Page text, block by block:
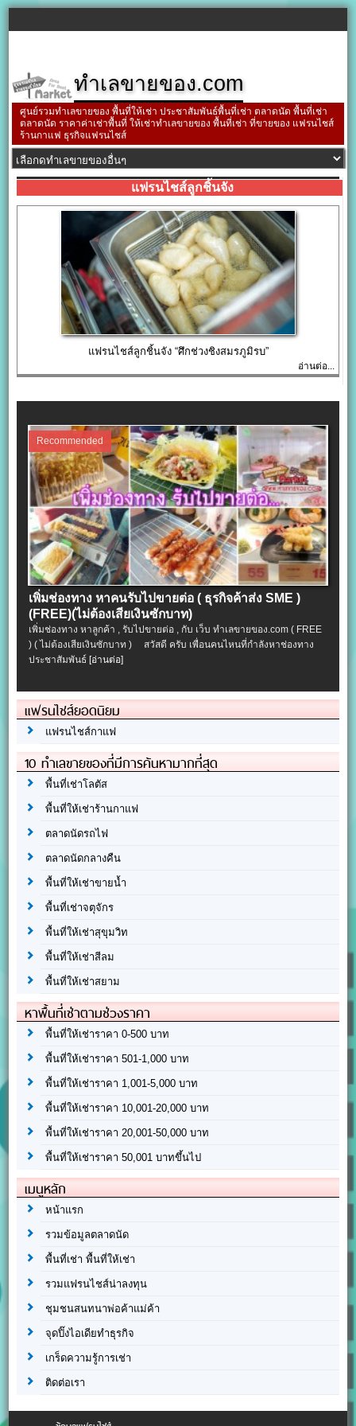
ทำเลขายของ.com
ศูนย์รวมทำเลขายของ พื้นที่ให้เช่า ประชาสัมพันธ์พื้นที่เช่า ตลาดนัด พื้นที่เช่า
ตลาดนัด ราคาค่าเช่าพื้นที่ ให้เช่าทำเลขายของ พื้นที่เช่า ที่ขายของ แฟรนไชส์
ร้านกาแฟ ธุรกิจแฟรนไชส์
แฟรนไชส์ลูกชิ้นจัง
แฟรนไชส์ลูกชิ้นจัง “ศึกช่วงชิงสมรภูมิรบ”
อ่านต่อ...
Recommended
เพิ่มช่องทาง หาคนรับไปขายต่อ ( ธุรกิจค้าส่ง SME )
(FREE)(ไม่ต้องเสียเงินซักบาท)
เพิ่มช่องทาง หาลูกค้า , รับไปขายต่อ , กับ เว็บ ทำเลขายของ.com ( FREE
) ( ไม่ต้องเสียเงินซักบาท ) สวัสดี ครับ เพื่อนคนไหนที่กำลังหาช่องทาง
ประชาสัมพันธ์[อ่านต่อ]
แฟรนไชส์ยอดนิยม
แฟรนไชส์กาแฟ
10 ทำเลขายของที่มีการค้นหามากที่สุด
พื้นที่เช่าโลตัส
พื้นที่ให้เช่าร้านกาแฟ
ตลาดนัดรถไฟ
ตลาดนัดกลางคืน
พื้นที่ให้เช่าขายน้ำ
พื้นที่เช่าจตุจักร
พื้นที่ให้เช่าสุขุมวิท
พื้นที่ให้เช่าสีลม
พื้นที่ให้เช่าสยาม
หาพื้นที่เช่าตามช่วงราคา
พื้นที่ให้เช่าราคา 0-500 บาท
พื้นที่ให้เช่าราคา 501-1,000 บาท
พื้นที่ให้เช่าราคา 1,001-5,000 บาท
พื้นที่ให้เช่าราคา 10,001-20,000 บาท
พื้นที่ให้เช่าราคา 20,001-50,000 บาท
พื้นที่ให้เช่าราคา 50,001 บาทขึ้นไป
เมนูหลัก
หน้าแรก
รวมข้อมูลตลาดนัด
พื้นที่เช่า พื้นที่ให้เช่า
รวมแฟรนไชส์น่าลงทุน
ชุมชนสนทนาพ่อค้าแม่ค้า
จุดปิ๊งไอเดียทำธุรกิจ
เกร็ดความรู้การเช่า
ติดต่อเรา